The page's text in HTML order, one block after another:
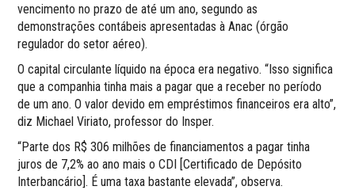
vencimento no prazo de até um ano, segundo as
demonstrações contábeis apresentadas à Anac (órgão
regulador do setor aéreo).
O capital circulante líquido na época era negativo. “Isso significa
que a companhia tinha mais a pagar que a receber no período
de um ano. O valor devido em empréstimos financeiros era alto”,
diz Michael Viriato, professor do Insper.
“Parte dos R$ 306 milhões de financiamentos a pagar tinha
juros de 7,2% ao ano mais o CDI [Certificado de Depósito
Interbancário]. É uma taxa bastante elevada”, observa.